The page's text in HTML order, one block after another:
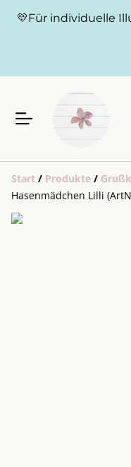
💛Für individuelle
Start / Produkte /
Hasenmädchen Lilli